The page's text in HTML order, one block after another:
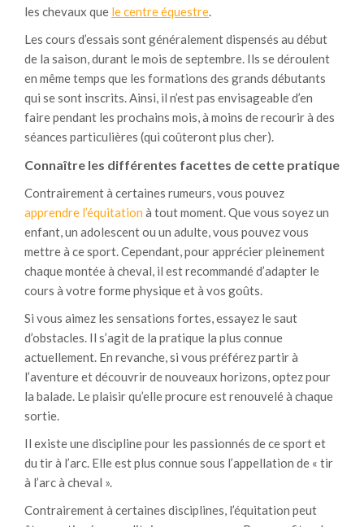
les chevaux que le centre équestre.
Les cours d’essais sont généralement dispensés au début
de la saison, durant le mois de septembre. Ils se déroulent
en même temps que les formations des grands débutants
qui se sont inscrits. Ainsi, il n’est pas envisageable d’en
faire pendant les prochains mois, à moins de recourir à des
séances particulières (qui coûteront plus cher).
Connaître les différentes facettes de cette pratique
Contrairement à certaines rumeurs, vous pouvez
apprendre l’équitation à tout moment. Que vous soyez un
enfant, un adolescent ou un adulte, vous pouvez vous
mettre à ce sport. Cependant, pour apprécier pleinement
chaque montée à cheval, il est recommandé d’adapter le
cours à votre forme physique et à vos goûts.
Si vous aimez les sensations fortes, essayez le saut
d’obstacles. Il s’agit de la pratique la plus connue
actuellement. En revanche, si vous préférez partir à
l’aventure et découvrir de nouveaux horizons, optez pour
la balade. Le plaisir qu’elle procure est renouvelé à chaque
sortie.
Il existe une discipline pour les passionnés de ce sport et
du tir à l’arc. Elle est plus connue sous l’appellation de « tir
à l’arc à cheval ».
Contrairement à certaines disciplines, l’équitation peut